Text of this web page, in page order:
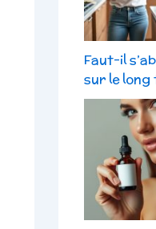
Faut-il
sur le long